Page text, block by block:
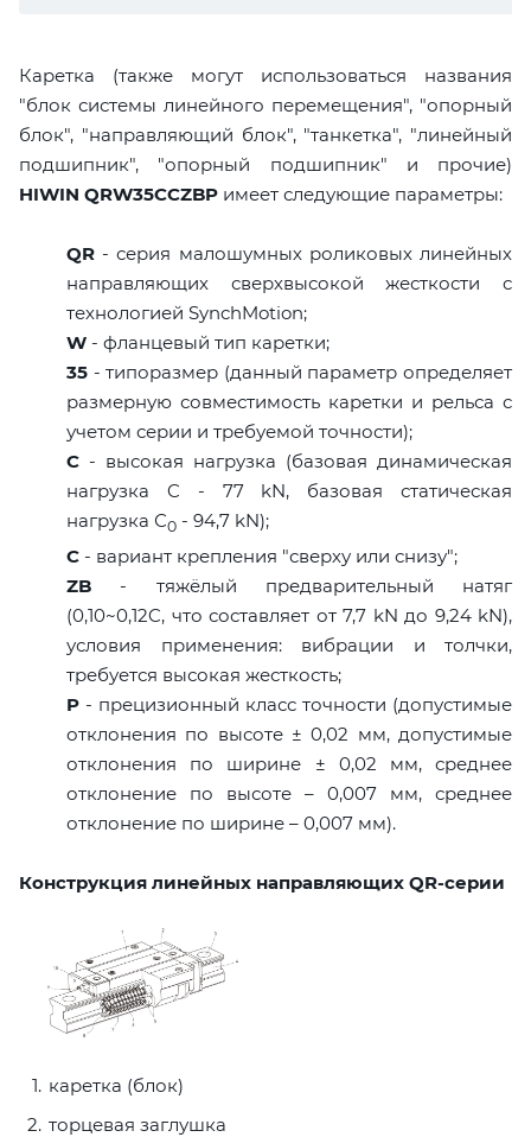
Каретка (также могут использоваться названия
"блок системы линейного перемещения", "опорный
блок", "направляющий блок", "танкетка", "линейный
подшипник", "опорный подшипник" и прочие)
HIWIN QRW35CCZBP имеет следующие параметры:
QR - серия малошумных роликовых линейных
направляющих сверхвысокой жесткости с
технологией SynchMotion;
W - фланцевый тип каретки;
35 - типоразмер (данный параметр определяет
размерную совместимость каретки и рельса с
учетом серии и требуемой точности);
C - высокая нагрузка (базовая динамическая
нагрузка C - 77 kN, базовая статическая
нагрузка С0 - 94,7 kN);
C - вариант крепления "сверху или снизу";
ZB - тяжёлый предварительный натяг
(0,10~0,12C, что составляет от 7,7 kN до 9,24 kN),
условия применения: вибрации и толчки,
требуется высокая жесткость;
P - прецизионный класс точности (допустимые
отклонения по высоте ± 0,02 мм, допустимые
отклонения по ширине ± 0,02 мм, среднее
отклонение по высоте – 0,007 мм, среднее
отклонение по ширине – 0,007 мм).
Конструкция линейных направляющих QR-серии
каретка (блок)
торцевая заглушка